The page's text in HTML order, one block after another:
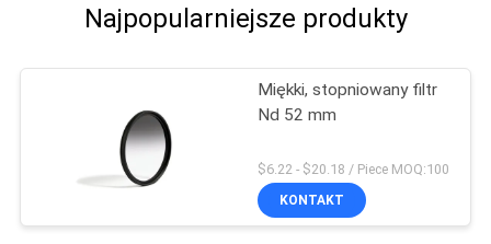
Najpopularniejsze produkty
Miękki, stopniowany filtr
Nd 52 mm
$6.22 - $20.18 / Piece MOQ:100
KONTAKT